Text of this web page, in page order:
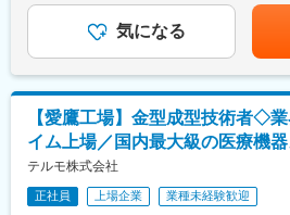
関係各所を取りまとめる統率力や、
くための折衝力を身に着けることが
識、経験を通じた展開力を活かし、
が多くあります。
変更の範囲：会社の定める業務
■業務内容
保全課の共通業務の他、（1）～（3
いただきます。日常管理からメンテ
＜共通業務＞
・工事内容の確認、要求仕様の確認
・見積り取得、内容精査、価格交渉
・安全対策の推進
＜（1）廃棄物関連＞
・廃棄物の法令遵守と適正処理
金はあくまでも目安の金額であり、
があります。月給(月額)は固定手当
気になる
【愛鷹工場】金型成型技術者◇
イム上場／国内最大級の医療機
テルモ株式会社
正社員 上場企業 業種未経験歓迎